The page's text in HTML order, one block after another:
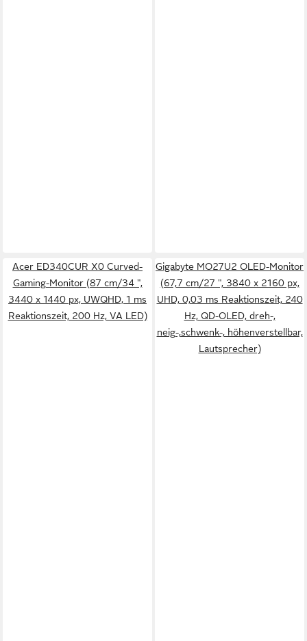
Acer ED340CUR X0 Curved-
Gaming-Monitor (87 cm/34 ",
3440 x 1440 px, UWQHD, 1 ms
Reaktionszeit, 200 Hz, VA LED)
Gigabyte MO27U2 OLED-Monitor
(67,7 cm/27 ", 3840 x 2160 px,
UHD, 0,03 ms Reaktionszeit, 240
Hz, QD-OLED, dreh-,
neig-,schwenk-, höhenverstellbar,
Lautsprecher)